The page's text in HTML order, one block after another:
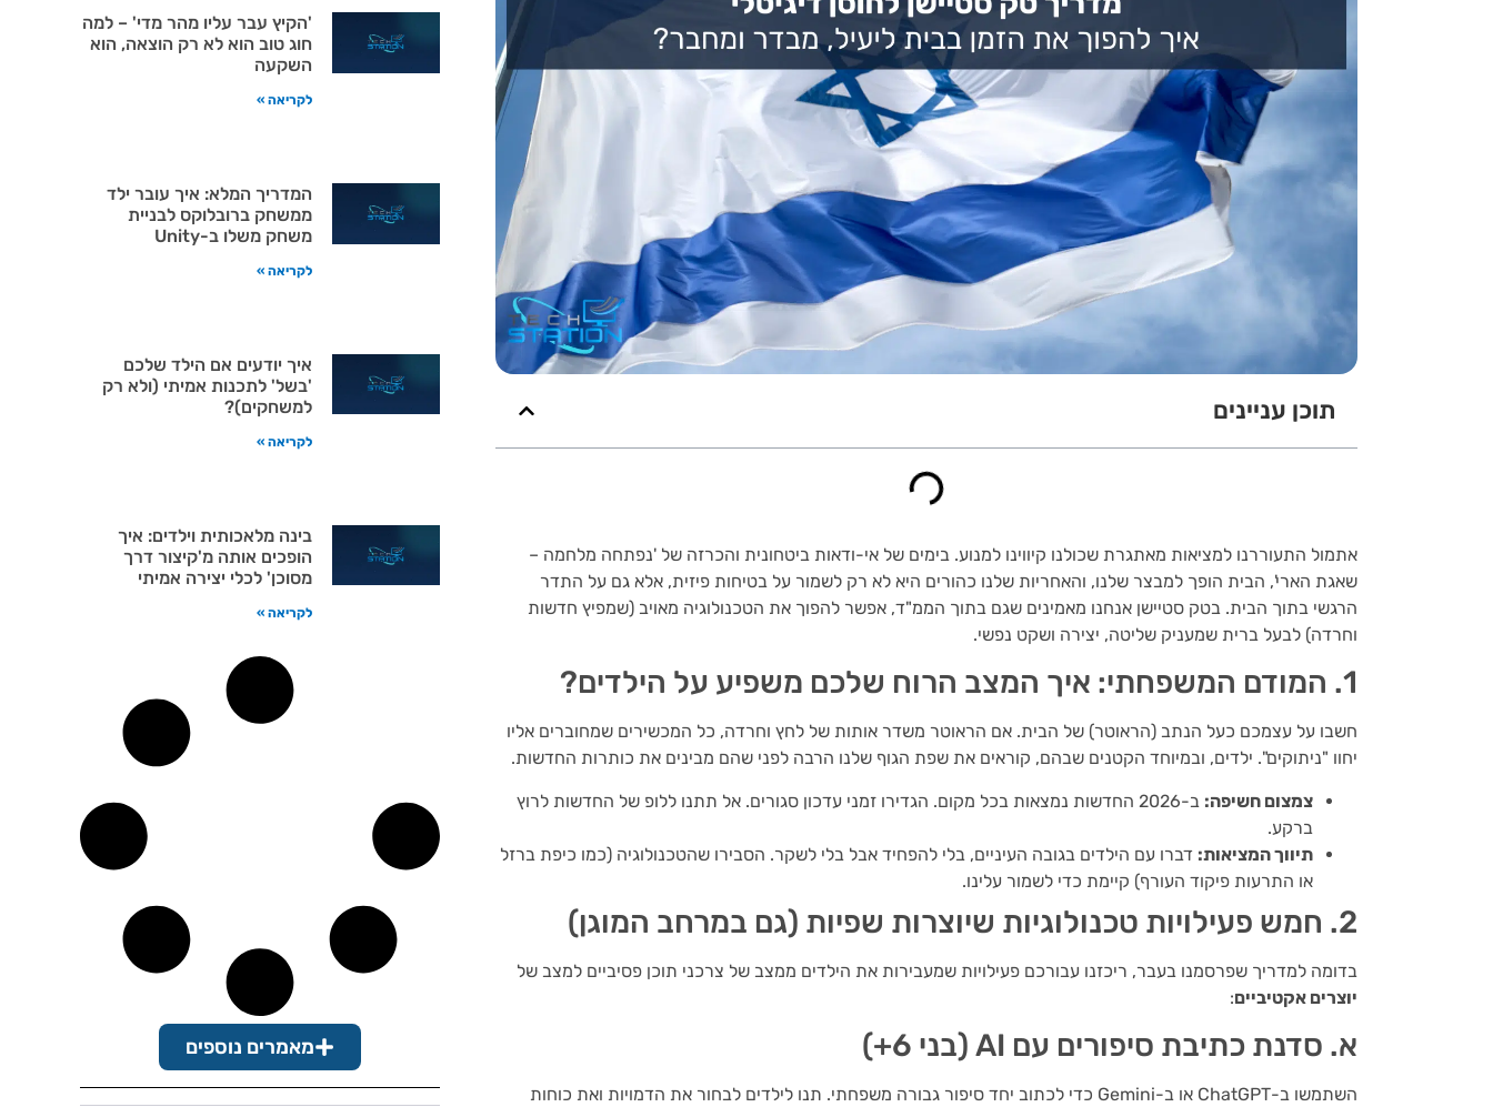
תוכן עניינים
אתמול התעוררנו למציאות מאתגרת שכולנו קיווינו למנוע. בימים של אי-ודאות ביטחונית והכרזה של 'נפתחה מלחמה –
שאגת הארי', הבית הופך למבצר שלנו, והאחריות שלנו כהורים היא לא רק לשמור על בטיחות פיזית, אלא גם על התדר
הרגשי בתוך הבית. בטק סטיישן אנחנו מאמינים שגם בתוך הממ"ד, אפשר להפוך את הטכנולוגיה מאויב (שמפיץ חדשות
וחרדה) לבעל ברית שמעניק שליטה, יצירה ושקט נפשי.
1. המודם המשפחתי: איך המצב הרוח שלכם משפיע על הילדים?
חשבו על עצמכם כעל הנתב (הראוטר) של הבית. אם הראוטר משדר אותות של לחץ וחרדה, כל המכשירים שמחוברים אליו
יחוו "ניתוקים". ילדים, ובמיוחד הקטנים שבהם, קוראים את שפת הגוף שלנו הרבה לפני שהם מבינים את כותרות החדשות.
צמצום חשיפה:
ב-2026 החדשות נמצאות בכל מקום. הגדירו זמני עדכון סגורים. אל תתנו ללופ של החדשות לרוץ
ברקע.
תיווך המציאות: דברו עם הילדים בגובה העיניים, בלי להפחיד אבל בלי לשקר. הסבירו שהטכנולוגיה (כמו כיפת ברזל
או התרעות פיקוד העורף) קיימת כדי לשמור עלינו.
2. חמש פעילויות טכנולוגיות שיוצרות שפיות (גם במרחב המוגן)
בדומה למדריך שפרסמנו בעבר, ריכזנו עבורכם פעילויות שמעבירות את הילדים ממצב של צרכני תוכן פסיביים למצב של
יוצרים אקטיביים:
א. סדנת כתיבת סיפורים עם AI (בני 6+)
השתמשו ב-ChatGPT או ב-Gemini כדי לכתוב יחד סיפור גבורה משפחתי. תנו לילדים לבחור את הדמויות ואת כוחות
'הקיץ עבר עליו מהר מדי' – למה
חוג טוב הוא לא רק הוצאה, הוא
השקעה
לקריאה »
המדריך המלא: איך עובר ילד
ממשחק ברובלוקס לבניית
משחק משלו ב-Unity
לקריאה »
איך יודעים אם הילד שלכם
'בשל' לתכנות אמיתי (ולא רק
למשחקים)?
לקריאה »
בינה מלאכותית וילדים: איך
הופכים אותה מ'קיצור דרך
מסוכן' לכלי יצירה אמיתי
לקריאה »
מאמרים נוספים